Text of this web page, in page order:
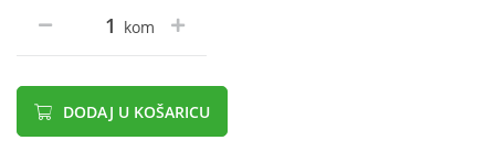
kom
DODAJ U KOŠARICU